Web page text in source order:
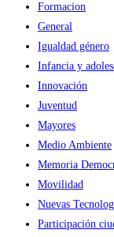
Formacion
General
Igualdad género
Infancia y
Innovación
Juventud
Mayores
Medio Ambiente
Memoria
Movilidad
Nuevas
Participación